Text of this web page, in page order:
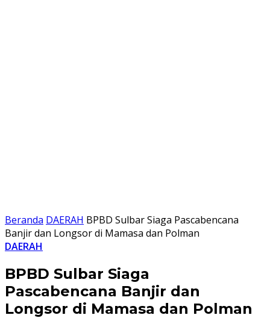
Beranda DAERAH BPBD Sulbar Siaga Pascabencana
Banjir dan Longsor di Mamasa dan Polman
DAERAH
BPBD Sulbar Siaga
Pascabencana Banjir dan
Longsor di Mamasa dan Polman